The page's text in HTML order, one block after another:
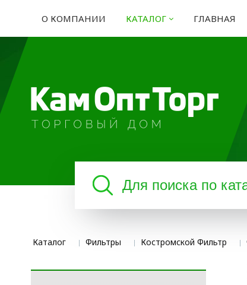
О КОМПАНИИ КАТАЛОГ ГЛАВНАЯ
Каталог Фильтры Костромской Фильтр